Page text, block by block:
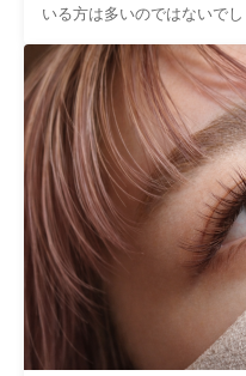
いる方は多いのではないで